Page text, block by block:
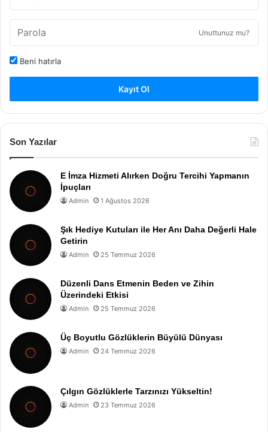
Unuttunuz mu?
Beni hatırla
Kayıt Ol
Son Yazılar
E İmza Hizmeti Alırken Doğru Tercihi Yapmanın
İpuçları
Admin 1 Ağustos 2026
Şık Hediye Kutuları ile Her Anı Daha Değerli Hale
Getirin
Admin 25 Temmuz 2026
Düzenli Dans Etmenin Beden ve Zihin
Üzerindeki Etkisi
Admin 25 Temmuz 2026
Üç Boyutlu Gözlüklerin Büyülü Dünyası
Admin 24 Temmuz 2026
Çılgın Gözlüklerle Tarzınızı Yükseltin!
Admin 23 Temmuz 2026